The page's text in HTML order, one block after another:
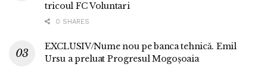
tricoul FC Voluntari
0 SHARES
EXCLUSIV/Nume nou pe banca tehnică. Emil
Ursu a preluat Progresul Mogoșoaia